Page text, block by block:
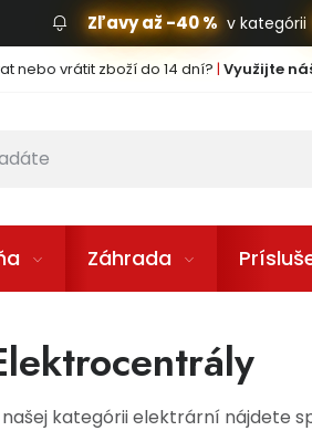
Zľavy až -40 % v kategórii
nebo vrátit zboží do 14 dní? | Využijte
Záhrada
kategórii elektrární nájdete